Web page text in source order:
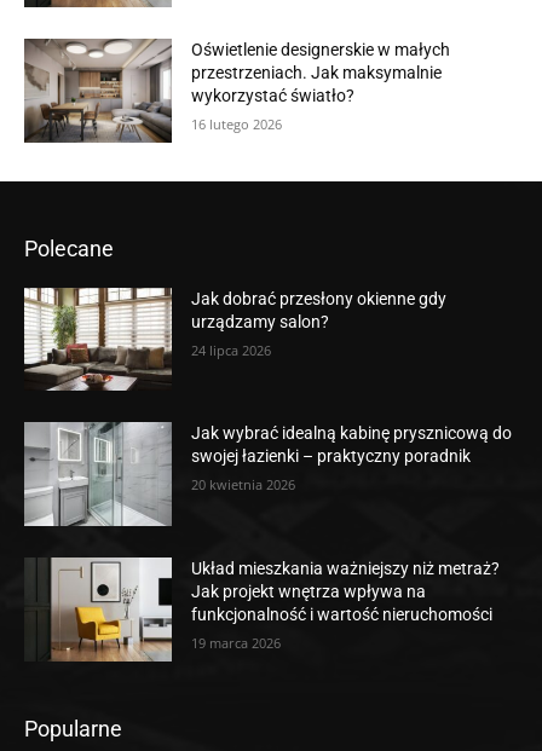
Oświetlenie designerskie w małych
przestrzeniach. Jak maksymalnie
wykorzystać światło?
16 lutego 2026
Polecane
Jak dobrać przesłony okienne gdy
urządzamy salon?
24 lipca 2026
Jak wybrać idealną kabinę prysznicową do
swojej łazienki – praktyczny poradnik
20 kwietnia 2026
Układ mieszkania ważniejszy niż metraż?
Jak projekt wnętrza wpływa na
funkcjonalność i wartość nieruchomości
19 marca 2026
Popularne